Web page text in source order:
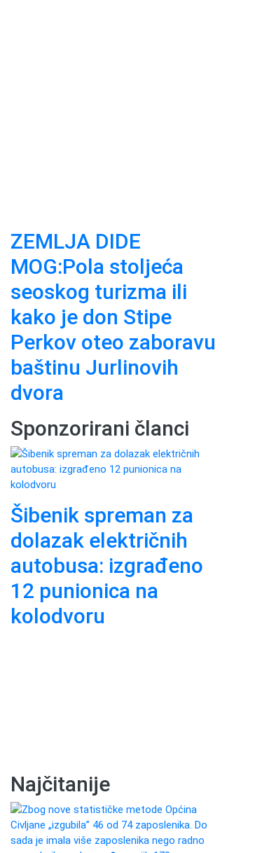
ZEMLJA DIDE
MOG:Pola stoljeća
seoskog turizma ili
kako je don Stipe
Perkov oteo zaboravu
baštinu Jurlinovih
dvora
Sponzorirani članci
Šibenik spreman za
dolazak električnih
autobusa: izgrađeno
12 punionica na
kolodvoru
Najčitanije